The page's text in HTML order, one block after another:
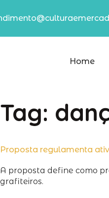
Home
Tag:
Proposta regulamenta
A proposta define como
grafiteiros.